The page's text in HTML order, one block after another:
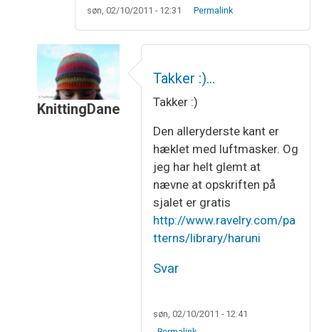
søn, 02/10/2011 - 12:31 Permalink
KnittingDane
Hej Irene…afVibeke Larsen
Takker :)…
Takker :)
Den alleryderste kant er
hæklet med luftmasker. Og
jeg har helt glemt at
nævne at opskriften på
sjalet er gratis
http://www.ravelry.com/pa
tterns/library/haruni
Svar
søn, 02/10/2011 - 12:41